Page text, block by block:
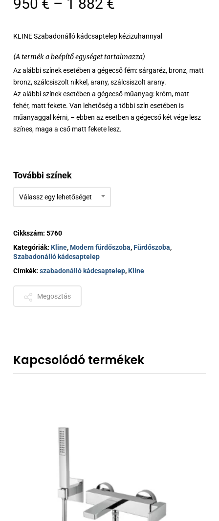
950 € – 1 882 €
-
882 €
KLINE Szabadonálló kádcsaptelep kézizuhannyal
(A termék a beépítő egységet tartalmazza)
Az alábbi színek esetében a gégecső fém: sárgaréz, bronz, matt
bronz, szálcsiszolt nikkel, arany, szálcsiszolt arany.
Az alábbi színek esetében a gégecső műanyag: króm, matt
fehér, matt fekete. Van lehetőség a többi szín esetében is
műanyaggal kérni, – ebben az esetben a gégecső két vége lesz
színes, maga a cső matt fekete lesz.
További színek
Válassz egy lehetőséget
Cikkszám: 5760
Kategóriák: Kline,Modern fürdőszoba,Fürdőszoba,
Szabadonálló kádcsaptelep
Címkék: szabadonálló kádcsaptelep,Kline
Megosztás
Kapcsolódó termékek